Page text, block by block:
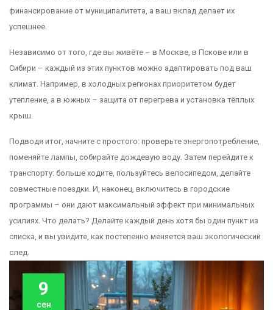
финансирование от муниципалитета, а ваш вклад делает их
успешнее.
Независимо от того, где вы живёте – в Москве, в Пскове или в
Сибири – каждый из этих пунктов можно адаптировать под ваш
климат. Например, в холодных регионах приоритетом будет
утепление, а в южных – защита от перегрева и установка тёплых
крыш.
Подводя итог, начните с простого: проверьте энергопотребление,
поменяйте лампы, собирайте дождевую воду. Затем перейдите к
транспорту: больше ходите, пользуйтесь велосипедом, делайте
совместные поездки. И, наконец, включитесь в городские
программы – они дают максимальный эффект при минимальных
усилиях. Что делать? Делайте каждый день хотя бы один пункт из
списка, и вы увидите, как постепенно меняется ваш экологический
след.
9
сен